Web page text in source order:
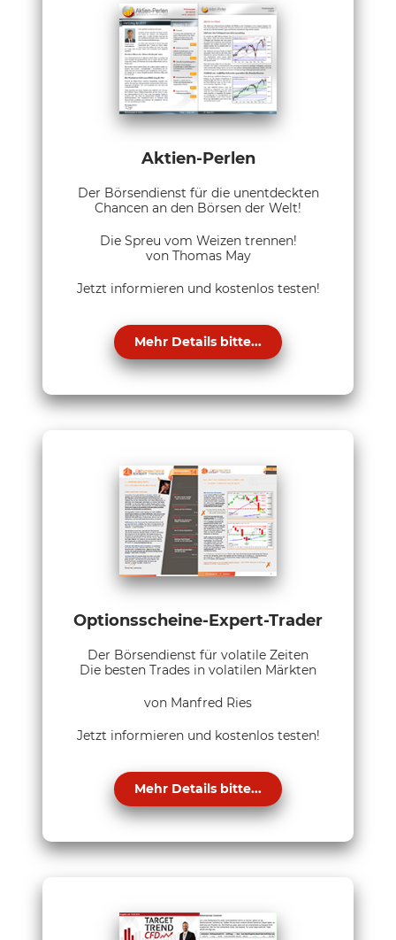
Aktien-Perlen
Der Börsendienst für die unentdeckten
Chancen an den Börsen der Welt!
Die Spreu vom Weizen trennen!
von Thomas May
Jetzt informieren und kostenlos testen!
Mehr Details bitte...
Optionsscheine-Expert-Trader
Der Börsendienst für volatile Zeiten
Die besten Trades in volatilen Märkten
von Manfred Ries
Jetzt informieren und kostenlos testen!
Mehr Details bitte...